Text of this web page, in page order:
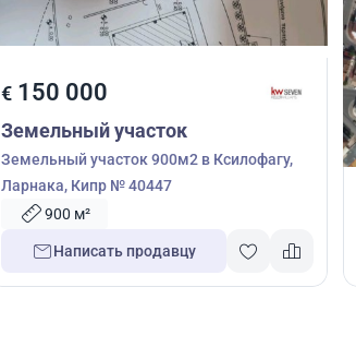
€150 000
Земельный участок
Земельный участок 900м2 в Ксилофагу,
Ларнака, Кипр № 40447
900 м²
Написать продавцу